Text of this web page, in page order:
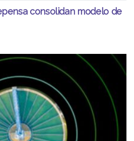
consolidan modelo de